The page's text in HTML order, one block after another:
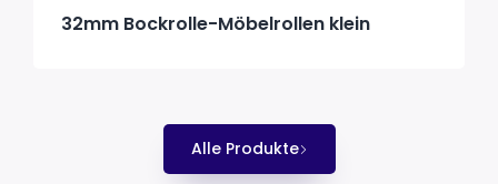
32mm Bockrolle-Möbelrollen klein
Alle Produkte